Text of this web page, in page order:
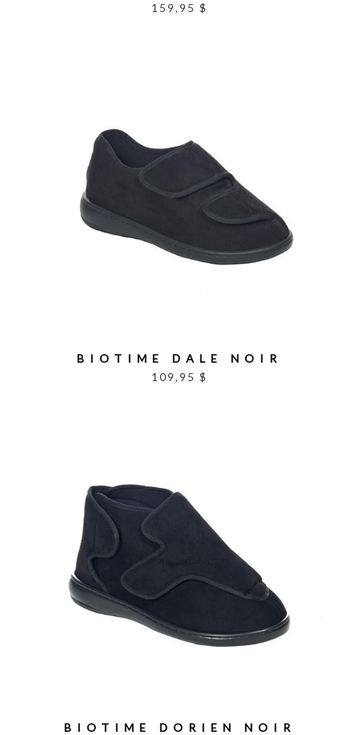
159,95 $
BIOTIME DALE NOIR
109,95 $
BIOTIME DORIEN NOIR